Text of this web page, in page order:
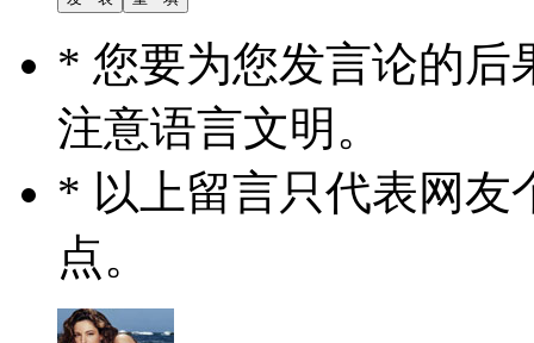
* 您要为您发言论的后
注意语言文明。
* 以上留言只代表网友
点。